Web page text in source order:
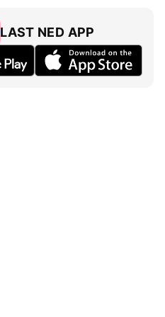
LAST NED APP